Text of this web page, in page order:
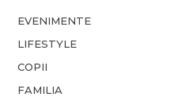
EVENIMENTE
LIFESTYLE
COPII
FAMILIA